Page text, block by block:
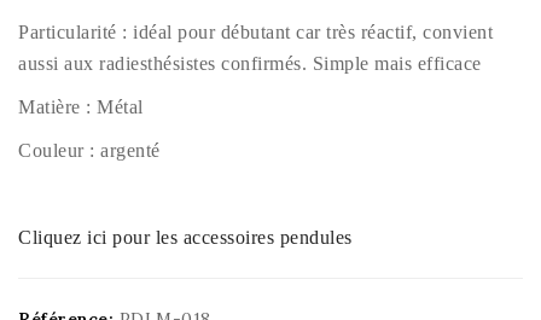
Particularité : idéal pour débutant car très réactif, convient
aussi aux radiesthésistes confirmés. Simple mais efficace
Matière : Métal
Couleur : argenté
Cliquez ici pour les accessoires pendules